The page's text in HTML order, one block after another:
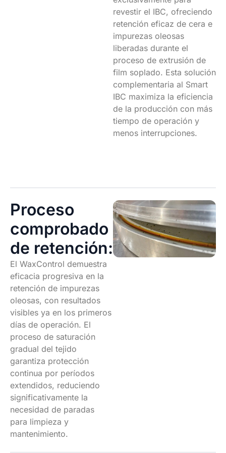
revestir el IBC, ofreciendo
retención eficaz de cera e
impurezas oleosas
liberadas durante el
proceso de extrusión de
film soplado. Esta solución
complementaria al Smart
IBC maximiza la eficiencia
de la producción con más
tiempo de operación y
menos interrupciones.
Proceso
comprobado
de retención:
El WaxControl demuestra
eficacia progresiva en la
retención de impurezas
oleosas, con resultados
visibles ya en los primeros
días de operación. El
proceso de saturación
gradual del tejido
garantiza protección
continua por períodos
extendidos, reduciendo
significativamente la
necesidad de paradas
para limpieza y
mantenimiento.